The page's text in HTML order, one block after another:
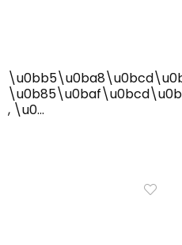
, \u0…